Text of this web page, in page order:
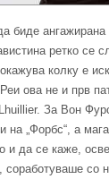
биде
ретко се
колку е
ова не и прв
За Вон
„Форбс“, а
да се каже,
со